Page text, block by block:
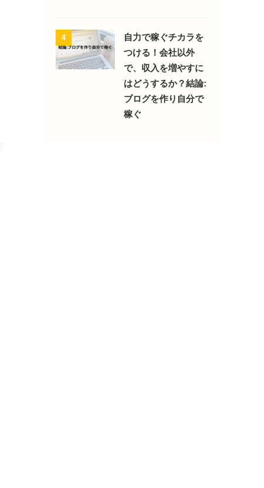
4
自力で稼ぐチカラを
つける！会社以外
で、収入を増やすに
はどうするか？結論:
ブログを作り自分で
稼ぐ